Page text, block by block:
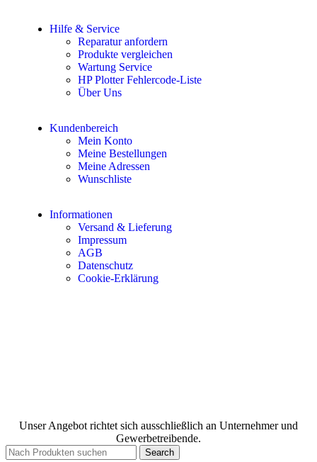
Hilfe & Service
Reparatur anfordern
Produkte vergleichen
Wartung Service
HP Plotter Fehlercode-Liste
Über Uns
Kundenbereich
Mein Konto
Meine Bestellungen
Meine Adressen
Wunschliste
Informationen
Versand & Lieferung
Impressum
AGB
Datenschutz
Cookie-Erklärung
Unser Angebot richtet sich ausschließlich an Unternehmer und
Gewerbetreibende.
Search